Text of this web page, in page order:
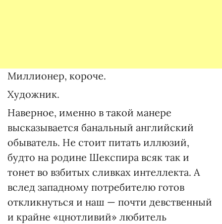
Миллионер, короче.
Художник.
Наверное, именно в такой манере
высказывается банальный английский
обыватель. Не стоит питать иллюзий,
будто на родине Шекспира всяк так и
тонет во взбитых сливках интеллекта. А
вслед западному потребителю готов
откликнуться и наш — почти девственный
и крайне «цнотливий» любитель